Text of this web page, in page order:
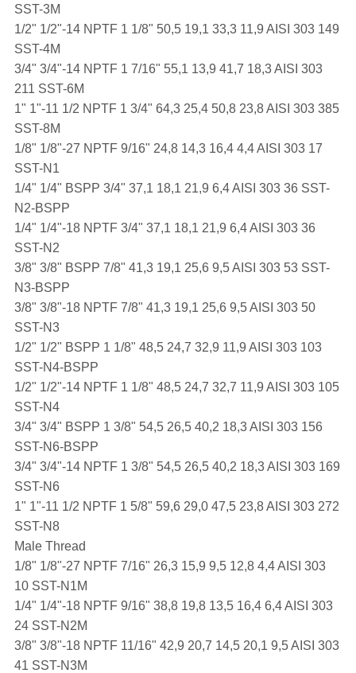
SST-3M
1/2" 1/2"-14 NPTF 1 1/8" 50,5 19,1 33,3 11,9 AISI 303 149
SST-4M
3/4" 3/4"-14 NPTF 1 7/16" 55,1 13,9 41,7 18,3 AISI 303
211 SST-6M
1" 1"-11 1/2 NPTF 1 3/4" 64,3 25,4 50,8 23,8 AISI 303 385
SST-8M
1/8" 1/8"-27 NPTF 9/16" 24,8 14,3 16,4 4,4 AISI 303 17
SST-N1
1/4" 1/4" BSPP 3/4" 37,1 18,1 21,9 6,4 AISI 303 36 SST-
N2-BSPP
1/4" 1/4"-18 NPTF 3/4" 37,1 18,1 21,9 6,4 AISI 303 36
SST-N2
3/8" 3/8" BSPP 7/8" 41,3 19,1 25,6 9,5 AISI 303 53 SST-
N3-BSPP
3/8" 3/8"-18 NPTF 7/8" 41,3 19,1 25,6 9,5 AISI 303 50
SST-N3
1/2" 1/2" BSPP 1 1/8" 48,5 24,7 32,9 11,9 AISI 303 103
SST-N4-BSPP
1/2" 1/2"-14 NPTF 1 1/8" 48,5 24,7 32,7 11,9 AISI 303 105
SST-N4
3/4" 3/4" BSPP 1 3/8" 54,5 26,5 40,2 18,3 AISI 303 156
SST-N6-BSPP
3/4" 3/4"-14 NPTF 1 3/8" 54,5 26,5 40,2 18,3 AISI 303 169
SST-N6
1" 1"-11 1/2 NPTF 1 5/8" 59,6 29,0 47,5 23,8 AISI 303 272
SST-N8
Male Thread
1/8" 1/8"-27 NPTF 7/16" 26,3 15,9 9,5 12,8 4,4 AISI 303
10 SST-N1M
1/4" 1/4"-18 NPTF 9/16" 38,8 19,8 13,5 16,4 6,4 AISI 303
24 SST-N2M
3/8" 3/8"-18 NPTF 11/16" 42,9 20,7 14,5 20,1 9,5 AISI 303
41 SST-N3M